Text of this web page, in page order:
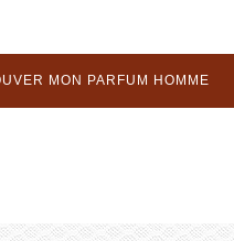
MON PARFUM HOMME